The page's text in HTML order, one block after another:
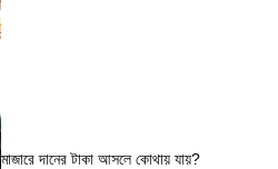
মাজারে দানের টাকা আসলে কোথায় যায়?